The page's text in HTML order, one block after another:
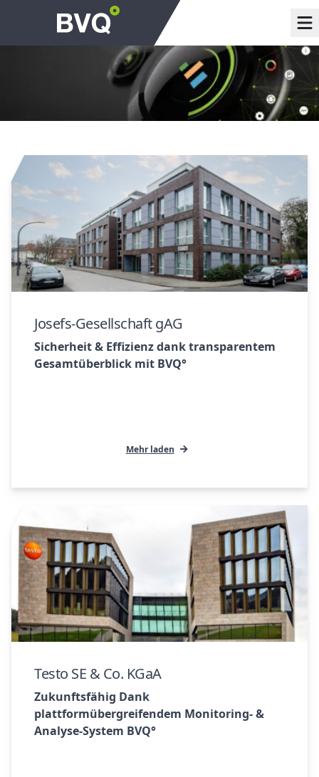
Josefs-Gesellschaft gAG
Sicherheit & Effizienz dank transparentem
Gesamtüberblick mit BVQ°
Mehr laden
Testo SE & Co. KGaA
Zukunftsfähig Dank
plattformübergreifendem Monitoring- &
Analyse-System BVQ°